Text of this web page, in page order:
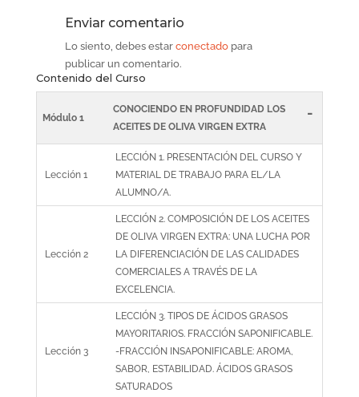
Enviar comentario
Lo siento, debes estar conectadopara
publicar un comentario.
Contenido del Curso
Módulo 1
CONOCIENDO EN PROFUNDIDAD LOS
ACEITES DE OLIVA VIRGEN EXTRA
-
Lección 1
LECCIÓN 1. PRESENTACIÓN DEL CURSO Y
MATERIAL DE TRABAJO PARA EL/LA
ALUMNO/A.
Lección 2
LECCIÓN 2. COMPOSICIÓN DE LOS ACEITES
DE OLIVA VIRGEN EXTRA: UNA LUCHA POR
LA DIFERENCIACIÓN DE LAS CALIDADES
COMERCIALES A TRAVÉS DE LA
EXCELENCIA.
Lección 3
LECCIÓN 3. TIPOS DE ÁCIDOS GRASOS
MAYORITARIOS. FRACCIÓN SAPONIFICABLE.
-FRACCIÓN INSAPONIFICABLE: AROMA,
SABOR, ESTABILIDAD. ÁCIDOS GRASOS
SATURADOS